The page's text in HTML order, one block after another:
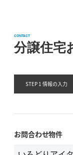
分譲住宅
CONTACT
STEP 1 情報の入力
お問合わせ物件